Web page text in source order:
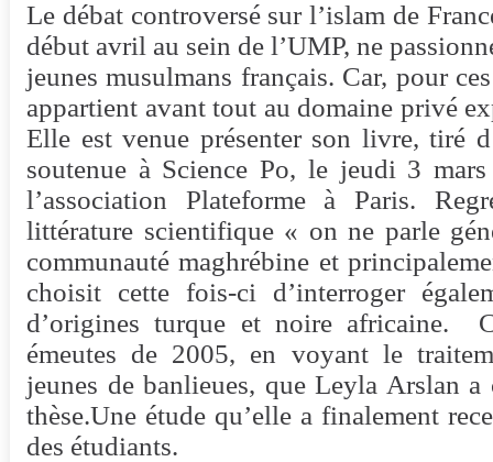
Le débat controversé sur l’islam de
début avril au sein de l’UMP, ne
jeunes musulmans français. Car, pour
appartient avant tout au domaine privé
Elle est venue présenter son livre, tiré
soutenue à Science Po, le jeudi 3
l’association Plateforme à Paris.
littérature scientifique « on ne parle
communauté maghrébine et
choisit cette fois-ci d’interroger
d’origines turque et noire africaine.
émeutes de 2005, en voyant le
jeunes de banlieues, que Leyla Arslan
thèse.Une étude qu’elle a finalement
des étudiants.